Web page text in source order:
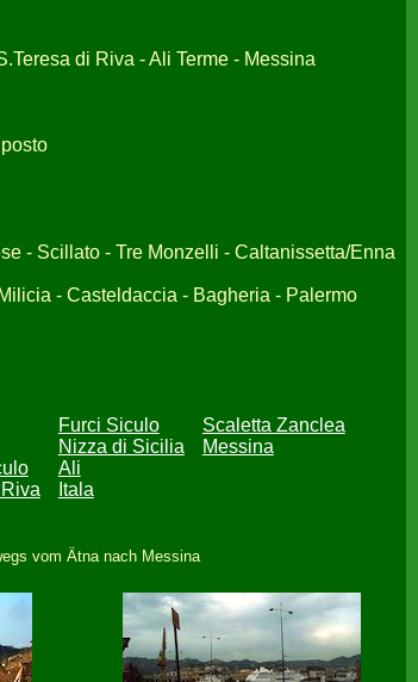
di Riva - Ali Terme - Messina
- Scillato - Tre Monzelli - Caltanissetta/Enna
- Casteldaccia - Bagheria - Palermo
Furci Siculo
Nizza di Sicilia
Ali
Itala
Scaletta Zanclea
Messina
vom Ätna nach Messina